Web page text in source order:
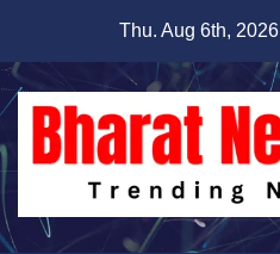
content
Thu. Aug 6th, 2026